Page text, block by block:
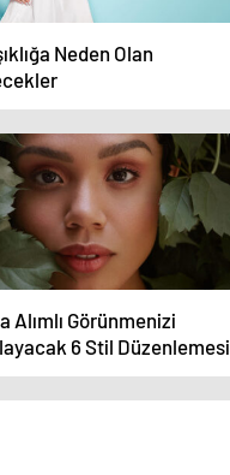
Neden Olan
Alımlı Görünmenizi
6 Stil Düzenlemesi